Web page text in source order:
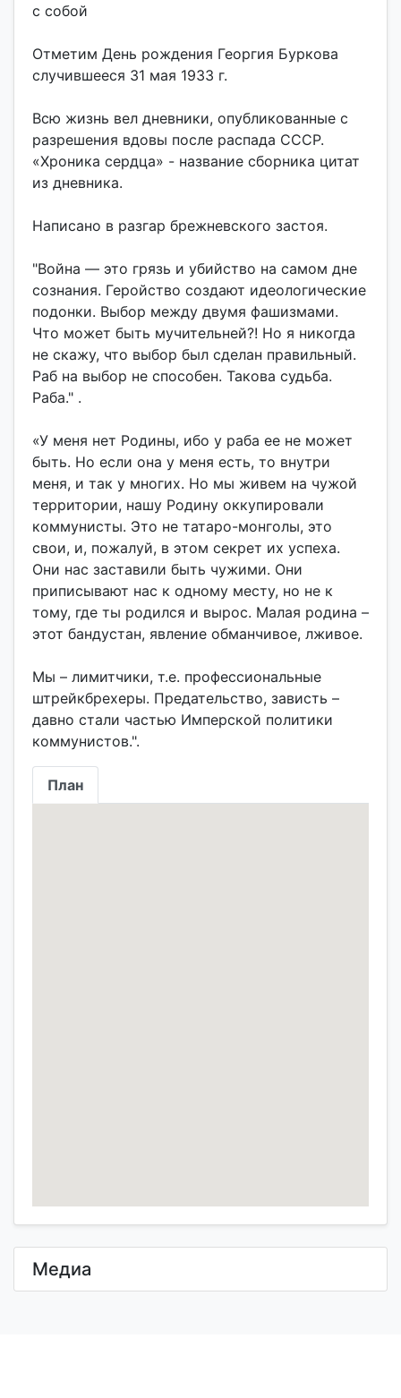
с собой
Отметим День рождения Георгия Буркова
случившееся 31 мая 1933 г.
Всю жизнь вел дневники, опубликованные с
разрешения вдовы после распада СССР.
«Хроника сердца» - название сборника цитат
из дневника.
Написано в разгар брежневского застоя.
"Война — это грязь и убийство на самом дне
сознания. Геройство создают идеологические
подонки. Выбор между двумя фашизмами.
Что может быть мучительней?! Но я никогда
не скажу, что выбор был сделан правильный.
Раб на выбор не способен. Такова судьба.
Раба." .
«У меня нет Родины, ибо у раба ее не может
быть. Но если она у меня есть, то внутри
меня, и так у многих. Но мы живем на чужой
территории, нашу Родину оккупировали
коммунисты. Это не татаро-монголы, это
свои, и, пожалуй, в этом секрет их успеха.
Они нас заставили быть чужими. Они
приписывают нас к одному месту, но не к
тому, где ты родился и вырос. Малая родина –
этот бандустан, явление обманчивое, лживое.
Мы – лимитчики, т.е. профессиональные
штрейкбрехеры. Предательство, зависть –
давно стали частью Имперской политики
План
Медиа